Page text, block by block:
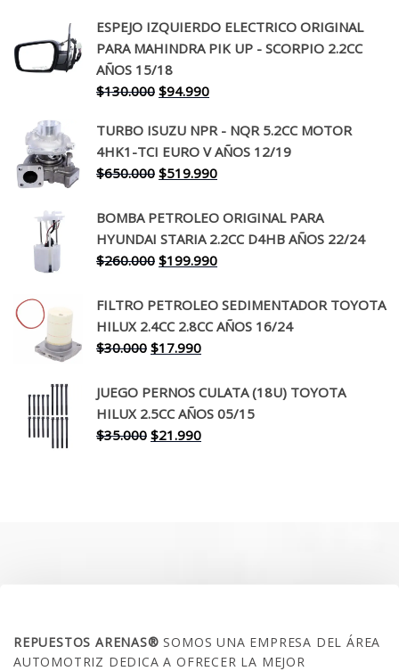
ESPEJO IZQUIERDO ELECTRICO ORIGINAL
PARA MAHINDRA PIK UP - SCORPIO 2.2CC
AÑOS 15/18
$130.000 El
original
era:
$130.000.
$94.990El
actual
es:
$94.990.
TURBO ISUZU NPR - NQR 5.2CC MOTOR
4HK1-TCI EURO V AÑOS 12/19
$650.000 El
original
era:
$650.000.
$519.990El
actual
es:
$519.990.
BOMBA PETROLEO ORIGINAL PARA
HYUNDAI STARIA 2.2CC D4HB AÑOS 22/24
$260.000 El
original
era:
$260.000.
$199.990El
actual
es:
FILTRO PETROLEO SEDIMENTADOR TOYOTA
HILUX 2.4CC 2.8CC AÑOS 16/24
$30.000 El
original
era:
$30.000.
$17.990El
actual
es:
$17.990.
JUEGO PERNOS CULATA (18U) TOYOTA
HILUX 2.5CC AÑOS 05/15
$35.000 El
$21.990El
REPUESTOS ARENAS®SOMOS UNA EMPRESA DEL ÁREA
AUTOMOTRIZ DEDICA A OFRECER LA MEJOR